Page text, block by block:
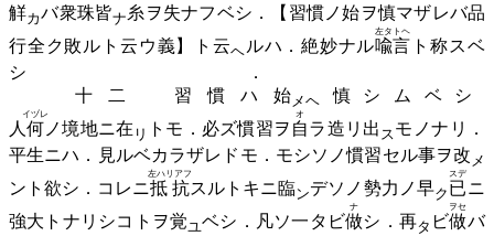
觧カバ衆珠皆ナ 糸ヲ失ナフベシ．【習慣ノ始ヲ慎マザレバ品
行全ク敗ルト云ウ義】ト 云ヘ ルハ．絶妙ナル喩言
左タトヘ
ト称スベ
シ．
十二 習慣ハ 始メヘ 慎シムベシ
人 何
イヅレ
ノ境地ニ在 リ トモ．必ズ慣習ヲ 自
オ
ラ造リ 出 スモノナリ．
平生ニハ．見ルベカラザレドモ．モシソノ慣習セル事ヲ改 メ
ント欲シ．コレニ抵抗
左ハリアフ
スルトキニ臨ンデソノ勢力ノ早ク 已
スデ
ニ
強大トナリシコトヲ覚ユベシ．凡ソ一タビ做
ナ
シ． 再タ ビ做
ヲセ
バ